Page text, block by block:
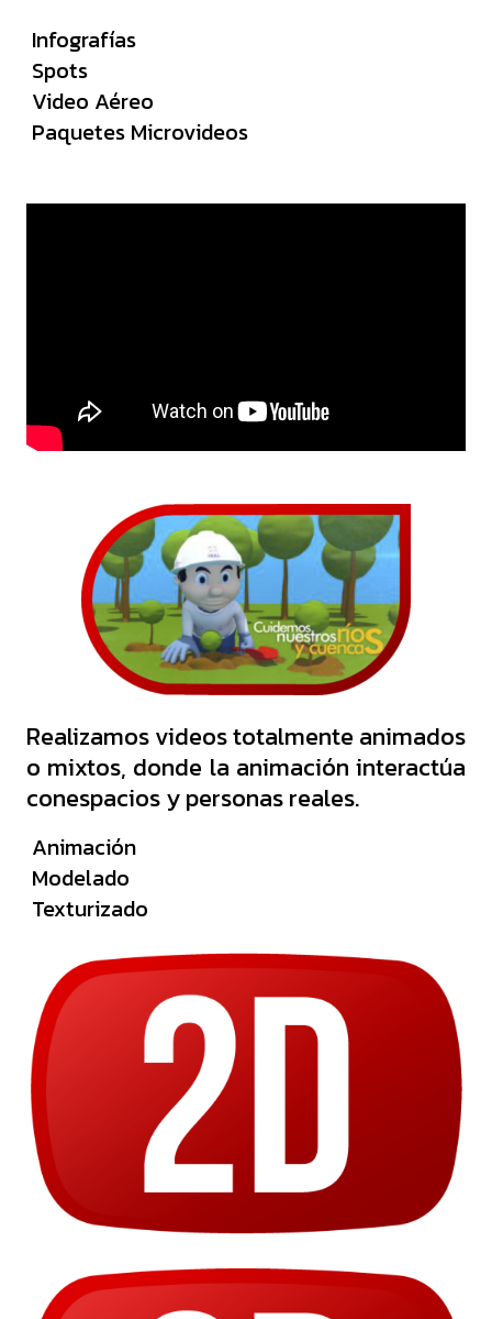
Infografías
Spots
Video Aéreo
Paquetes Microvideos
Realizamos videos totalmente animados
o mixtos, donde la animación interactúa
conespacios y personas reales.
Animación
Modelado
Texturizado